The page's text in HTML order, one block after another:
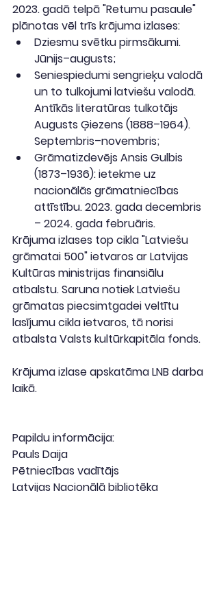
2023. gadā telpā "Retumu pasaule"
plānotas vēl trīs krājuma izlases:
Dziesmu svētku pirmsākumi.
Jūnijs–augusts;
Seniespiedumi sengrieķu valodā
un to tulkojumi latviešu valodā.
Antīkās literatūras tulkotājs
Augusts Ģiezens (1888–1964).
Septembris–novembris;
Grāmatizdevējs Ansis Gulbis
(1873–1936): ietekme uz
nacionālās grāmatniecības
attīstību. 2023. gada decembris
– 2024. gada februāris.
Krājuma izlases top cikla "Latviešu
grāmatai 500" ietvaros ar Latvijas
Kultūras ministrijas finansiālu
atbalstu. Saruna notiek Latviešu
grāmatas piecsimtgadei veltītu
lasījumu cikla ietvaros, tā norisi
atbalsta Valsts kultūrkapitāla fonds.
Krājuma izlase apskatāma LNB darba
laikā.
Papildu informācija:
Pauls Daija
Pētniecības vadītājs
Latvijas Nacionālā bibliotēka